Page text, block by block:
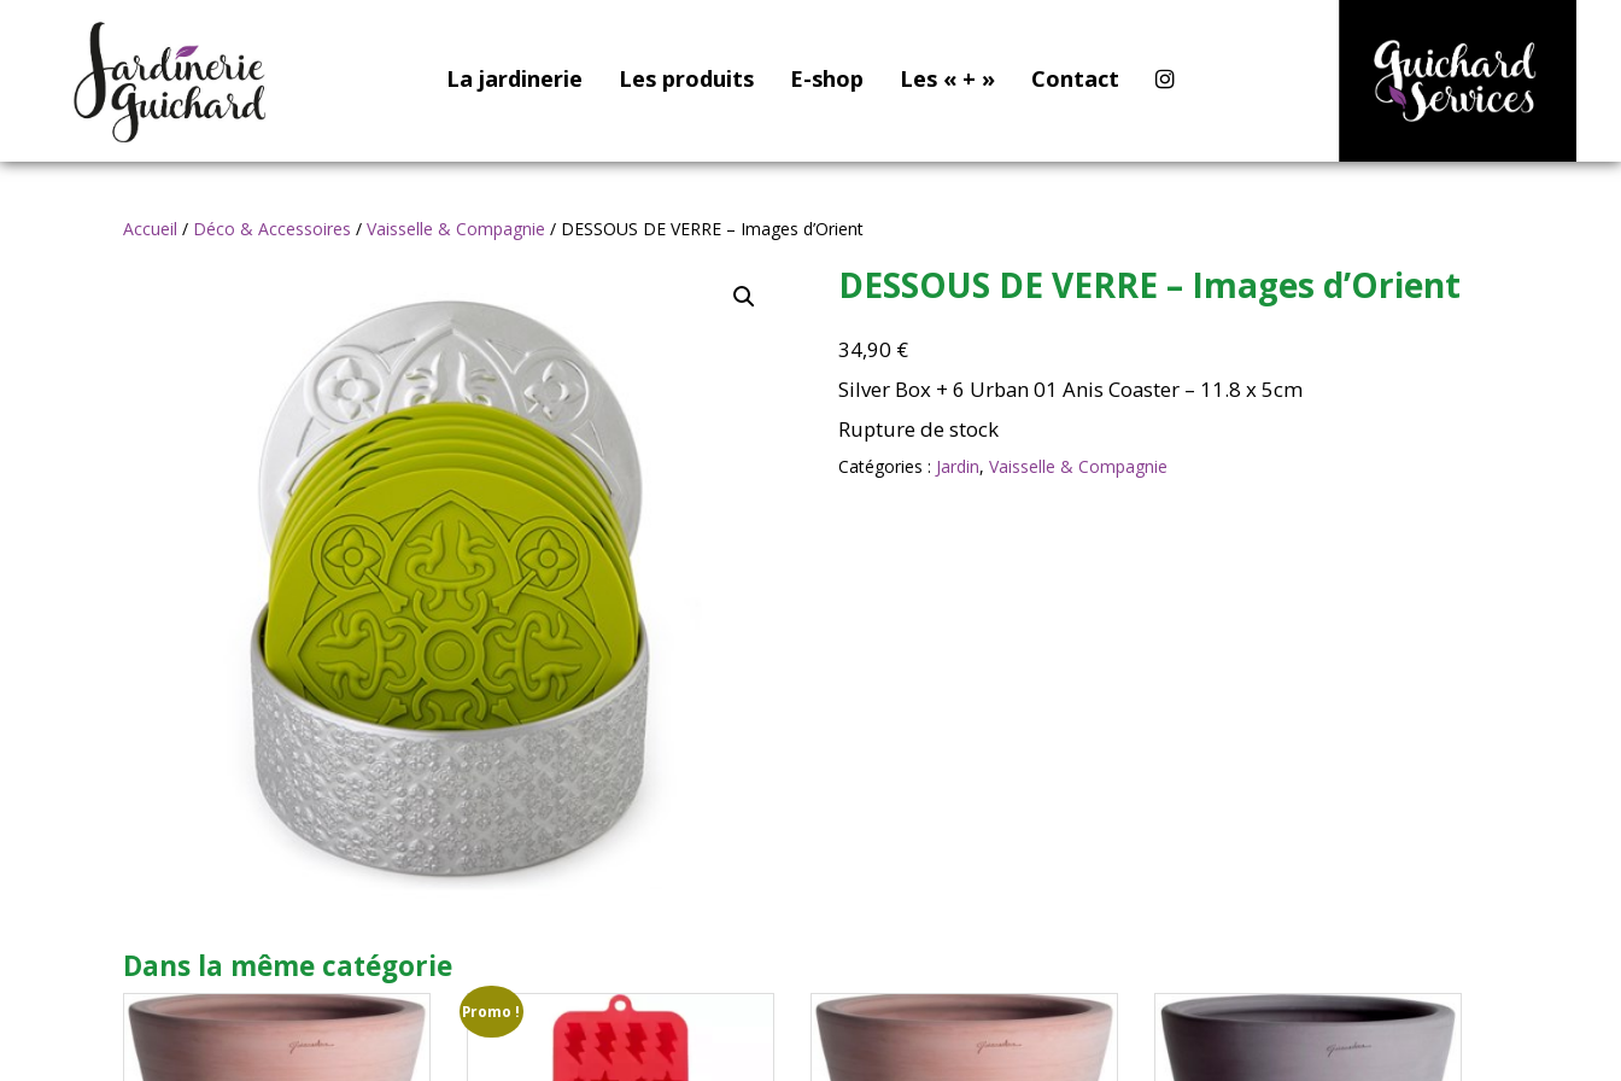
La jardinerie Les produits E-shop Les « + » Contact
Accueil / Déco & Accessoires / Vaisselle & Compagnie / DESSOUS DE VERRE – Images d’Orient
DESSOUS DE VERRE – Images d’Orient
34,90 €
Silver Box + 6 Urban 01 Anis Coaster – 11.8 x 5cm
Rupture de stock
Catégories : Jardin, Vaisselle & Compagnie
Dans la même catégorie
Promo !